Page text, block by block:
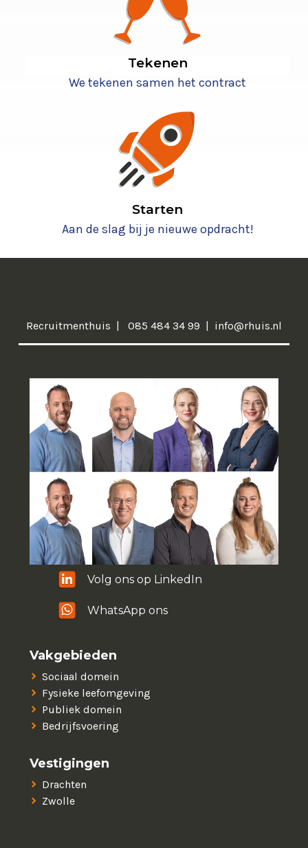
Tekenen
We tekenen samen het contract
Starten
Aan de slag bij je nieuwe opdracht!
Recruitmenthuis 085 484 34 99 info@rhuis.nl
Volg ons op LinkedIn
WhatsApp ons
Vakgebieden
Sociaal domein
Fysieke leefomgeving
Publiek domein
Bedrijfsvoering
Vestigingen
Drachten
Zwolle